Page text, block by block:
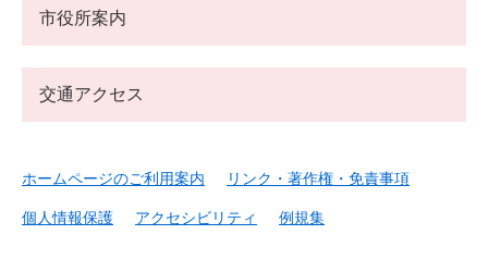
市役所案内
交通アクセス
ホームページのご利用案内 リンク・著作権・免責事項
個人情報保護 アクセシビリティ 例規集